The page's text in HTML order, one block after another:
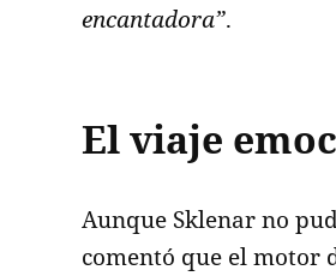
encantadora”.
El viaje
Aunque Sklenar no
comentó que el motor